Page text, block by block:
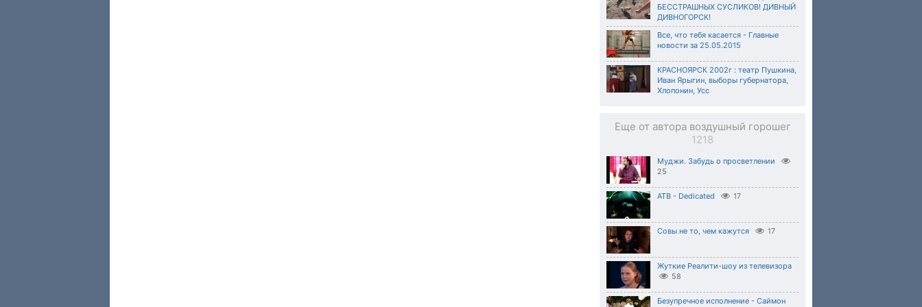
БЕССТРАШНЫХ СУСЛИКОВ! ДИВНЫЙ
ДИВНОГОРСК!
Все, что тебя касается - Главные
новости за 25.05.2015
КРАСНОЯРСК 2002г : театр Пушкина,
Иван Ярыгин, выборы губернатора,
Хлопонин, Усс
Еще от автора воздушный горошег
1218
Муджи. Забудь о просветлении
25
ATB - Dedicated 17
Совы не то, чем кажутся 17
Жуткие Реалити-шоу из телевизора
58
Безупречное исполнение - Саймон